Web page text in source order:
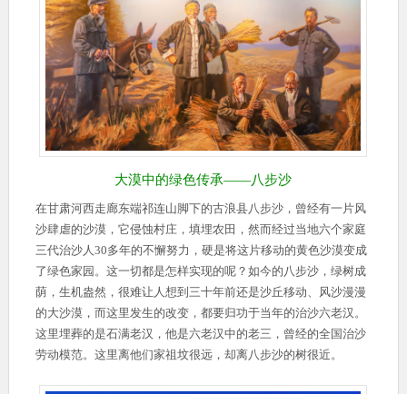
大漠中的绿色传承——八步沙
在甘肃河西走廊东端祁连山脚下的古浪县八步沙，曾经有一片风
沙肆虐的沙漠，它侵蚀村庄，填埋农田，然而经过当地六个家庭
三代治沙人30多年的不懈努力，硬是将这片移动的黄色沙漠变成
了绿色家园。这一切都是怎样实现的呢？如今的八步沙，绿树成
荫，生机盎然，很难让人想到三十年前还是沙丘移动、风沙漫漫
的大沙漠，而这里发生的改变，都要归功于当年的治沙六老汉。
这里埋葬的是石满老汉，他是六老汉中的老三，曾经的全国治沙
劳动模范。这里离他们家祖坟很远，却离八步沙的树很近。